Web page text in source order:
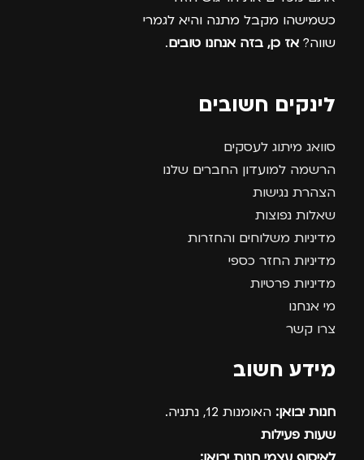
כשמישהו מקבל מתנה והיא לגמרי
שווה? אז כן, בזה אנחנו טובים.
לינקים חשובים
סוואג מיתוג לעסקים
הרשמה למועדון החברים שלנו
הצהרת נגישות
שאלות נפוצות
מדיניות משלוחים והחזרות
מדיניות החזר כספי
מדיניות פרטיות
מי אנחנו
צרו קשר
מידע חשוב
חנות יבואן: האומנות 12, נתניה.
שעות פעילות